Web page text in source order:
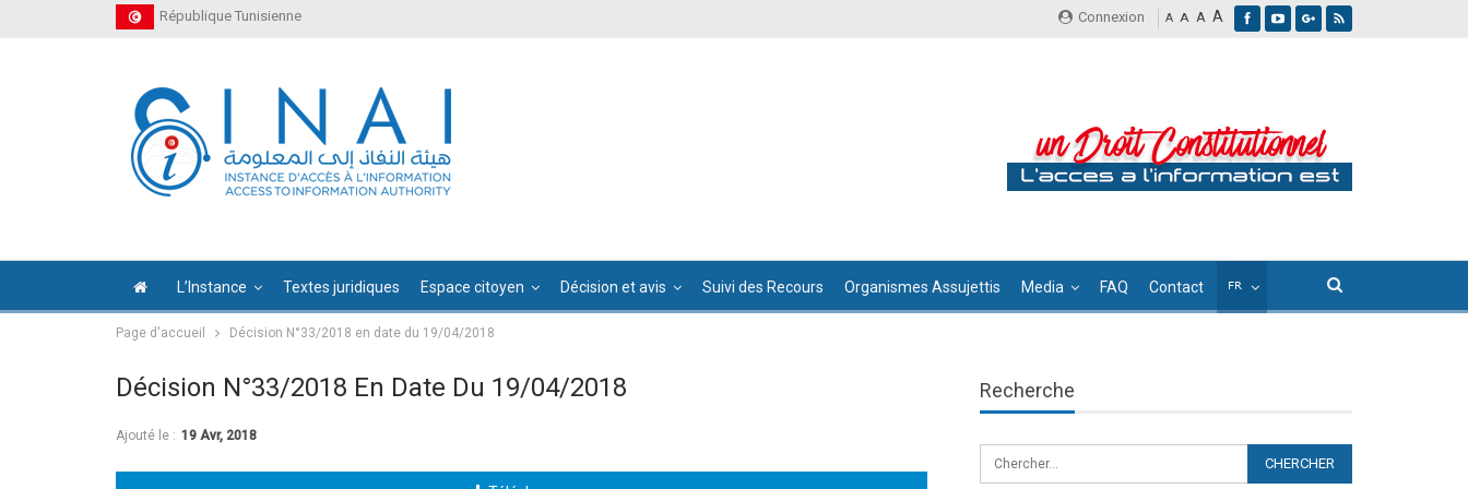
Connexion A A A A
République Tunisienne
L’Instance Textes juridiques Espace citoyen Décision et avis Suivi des Recours Organismes Assujettis Media FAQ Contact
Page d'accueil Décision N°33/2018 en date du 19/04/2018
Décision N°33/2018 En Date Du 19/04/2018
Ajouté le : 19 Avr, 2018
Recherche